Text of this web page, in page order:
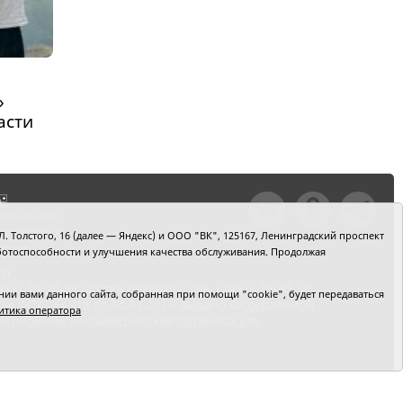
текст и
39-90-59. Отдел рекламы: тел. (3452) 39-90-51.
ФС77-64918 от 24.02.2016 выдано Федеральной
некоммерческая организация
Толстого, 16 (далее — Яндекс) и ООО "ВК", 125167, Ленинградский проспект
и улучшения качества обслуживания. Продолжая
вами данного сайта, собранная при помощи "cookie", будет передаваться
оператора